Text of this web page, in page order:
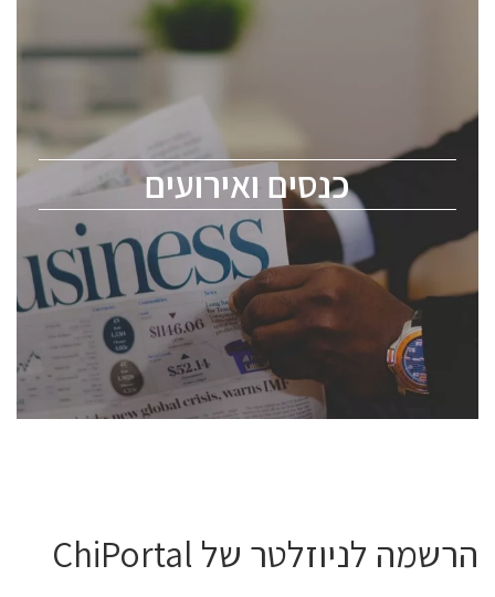
כנסים ואירועים
כנסים ואירועים
לכל העוסקים בתעשיית הסמיקונדקטור כולל מהנדסים,
ChipEx2026 will be held on May 12-13, 2026. The
conference is intended for everyone involved in the
semiconductor industry, including engineers,
professional experts, and senior executives.
לחץ לפרטים
הרשמה לניוזלטר של ChiPortal